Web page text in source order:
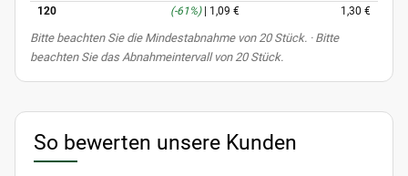
120
(-61%) 1,09 € 1,30 €
xBitte beachten Sie die Mindestabnahme von 20 Stück. · Bitte
beachten Sie das Abnahmeintervall von 20 Stück.
So bewerten unsere Kunden